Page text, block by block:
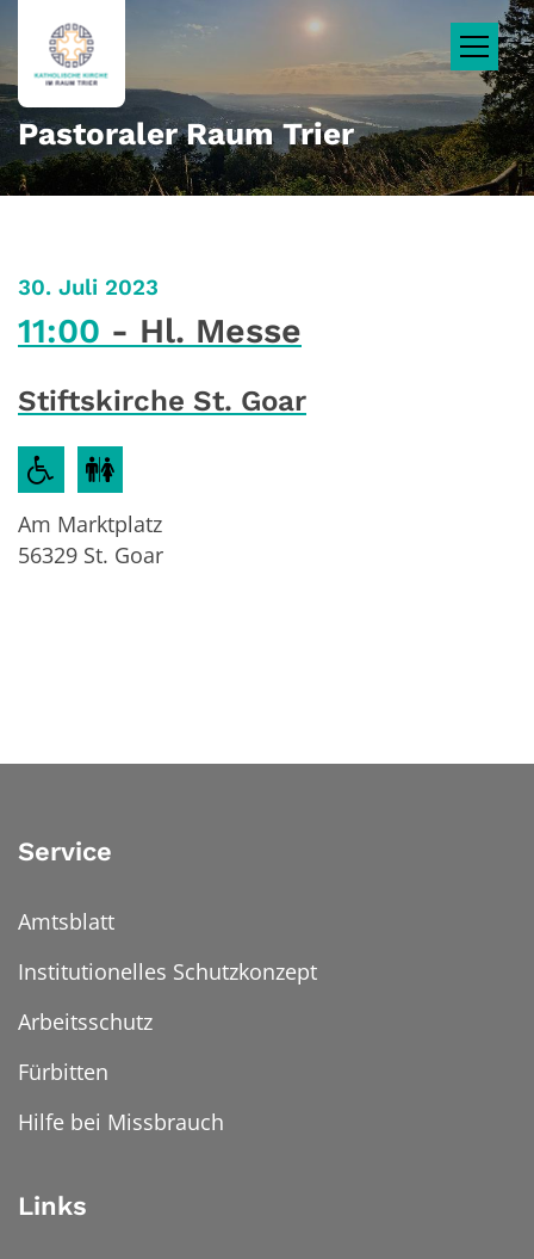
Pastoraler Raum Trier
30. Juli 2023
11:00 Hl. Messe
Stiftskirche St. Goar
Am Marktplatz
56329 St. Goar
Service
Amtsblatt
Institutionelles Schutzkonzept
Arbeitsschutz
Fürbitten
Hilfe bei Missbrauch
Links